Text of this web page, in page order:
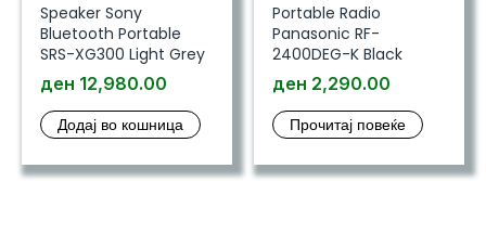
Speaker Sony
Bluetooth Portable
SRS-XG300 Light Grey
ден 12,980.00
Додај во кошница
Portable Radio
Panasonic RF-
2400DEG-K Black
ден 2,290.00
Прочитај повеќе